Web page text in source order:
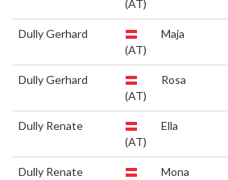
(AT)
Dully Gerhard
(AT)
Maja
Dully Gerhard
(AT)
Rosa
Dully Renate
(AT)
Ella
Dully Renate
Mona